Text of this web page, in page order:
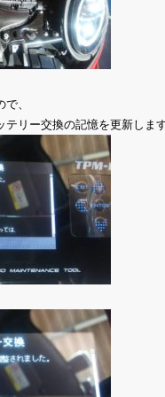
、
テリー交換の記憶を更新しま